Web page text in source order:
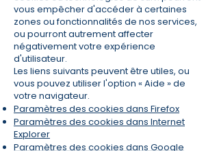
vous empêcher d'accéder à certaines
zones ou fonctionnalités de nos services,
ou pourront autrement affecter
négativement votre expérience
d'utilisateur.
Les liens suivants peuvent être utiles, ou
vous pouvez utiliser l'option « Aide » de
votre navigateur.
Paramètres des cookies dans Firefox
Paramètres des cookies dans Internet
Explorer
Paramètres des cookies dans Google